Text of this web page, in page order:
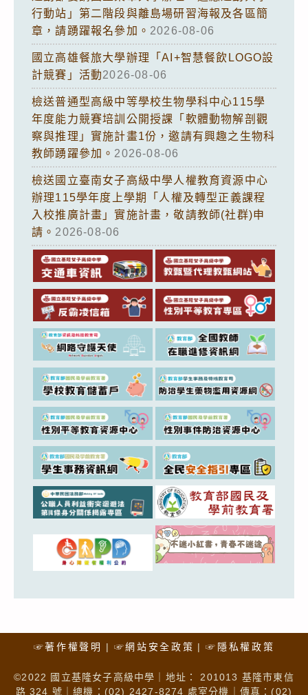
行動站」第二階段與離島場研習海報及各區簡
章，請踴躍報名參加。 2026-08-06
國立高雄餐旅大學辦理「AI+智慧餐飲LOGO設
計競賽」活動2026-08-06
檢送普通型高級中等學校生物學科中心115學
年度能力競賽培訓公開授課「軟體動物解剖觀
察與推理」實施計畫1份，邀請有興趣之生物科
教師踴躍參加。 2026-08-06
檢送國立臺南女子高級中學人權教育資源中心
辦理115學年度上學期「人權及轉型正義課程
入校推廣計畫」實施計畫，敬請教師(社群)申
請。 2026-08-06
☞著作權聲明 ☞網站安全政策 ☞隱私權政策
©2022 國立基隆女子高級中學｜地址： 201013 基隆市東信
路 324 號｜總機：(02) 2427-8274 處室分機｜傳真：(02)